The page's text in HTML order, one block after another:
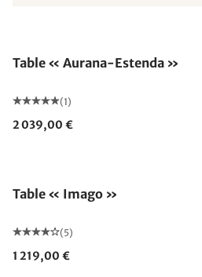
Table « Aurana-Estenda »
(1)
2 039,00 €
Table « Imago »
(5)
1 219,00 €